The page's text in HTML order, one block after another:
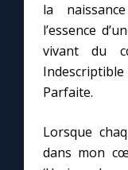
la
l’essence
vivant du
Parfaite.
Lorsque
dans mon